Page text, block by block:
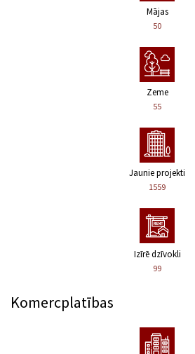
Mājas
50
Zeme
55
Jaunie projekti
1559
Izīrē dzīvokli
99
Komercplatības